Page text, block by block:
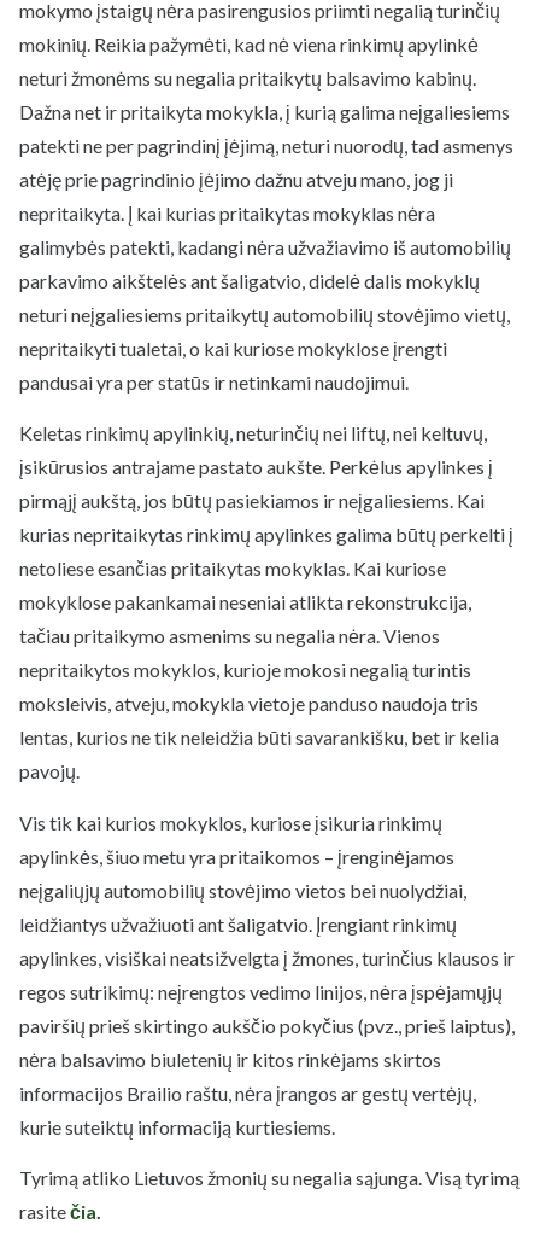
mokymo įstaigų nėra pasirengusios priimti negalią turinčių
mokinių. Reikia pažymėti, kad nė viena rinkimų apylinkė
neturi žmonėms su negalia pritaikytų balsavimo kabinų.
Dažna net ir pritaikyta mokykla, į kurią galima neįgaliesiems
patekti ne per pagrindinį įėjimą, neturi nuorodų, tad asmenys
atėję prie pagrindinio įėjimo dažnu atveju mano, jog ji
nepritaikyta. Į kai kurias pritaikytas mokyklas nėra
galimybės patekti, kadangi nėra užvažiavimo iš automobilių
parkavimo aikštelės ant šaligatvio, didelė dalis mokyklų
neturi neįgaliesiems pritaikytų automobilių stovėjimo vietų,
nepritaikyti tualetai, o kai kuriose mokyklose įrengti
pandusai yra per statūs ir netinkami naudojimui.
Keletas rinkimų apylinkių, neturinčių nei liftų, nei keltuvų,
įsikūrusios antrajame pastato aukšte. Perkėlus apylinkes į
pirmąjį aukštą, jos būtų pasiekiamos ir neįgaliesiems. Kai
kurias nepritaikytas rinkimų apylinkes galima būtų perkelti į
netoliese esančias pritaikytas mokyklas. Kai kuriose
mokyklose pakankamai neseniai atlikta rekonstrukcija,
tačiau pritaikymo asmenims su negalia nėra. Vienos
nepritaikytos mokyklos, kurioje mokosi negalią turintis
moksleivis, atveju, mokykla vietoje panduso naudoja tris
lentas, kurios ne tik neleidžia būti savarankišku, bet ir kelia
pavojų.
Vis tik kai kurios mokyklos, kuriose įsikuria rinkimų
apylinkės, šiuo metu yra pritaikomos – įrenginėjamos
neįgaliųjų automobilių stovėjimo vietos bei nuolydžiai,
leidžiantys užvažiuoti ant šaligatvio. Įrengiant rinkimų
apylinkes, visiškai neatsižvelgta į žmones, turinčius klausos ir
regos sutrikimų: neįrengtos vedimo linijos, nėra įspėjamųjų
paviršių prieš skirtingo aukščio pokyčius (pvz., prieš laiptus),
nėra balsavimo biuletenių ir kitos rinkėjams skirtos
informacijos Brailio raštu, nėra įrangos ar gestų vertėjų,
kurie suteiktų informaciją kurtiesiems.
Tyrimą atliko Lietuvos žmonių su negalia sąjunga. Visą tyrimą
rasitečia.